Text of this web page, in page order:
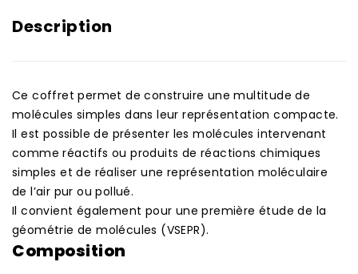
Description
Ce coffret permet de construire une multitude de
molécules simples dans leur représentation compacte.
Il est possible de présenter les molécules intervenant
comme réactifs ou produits de réactions chimiques
simples et de réaliser une représentation moléculaire
de l’air pur ou pollué.
Il convient également pour une première étude de la
géométrie de molécules (VSEPR).
Composition